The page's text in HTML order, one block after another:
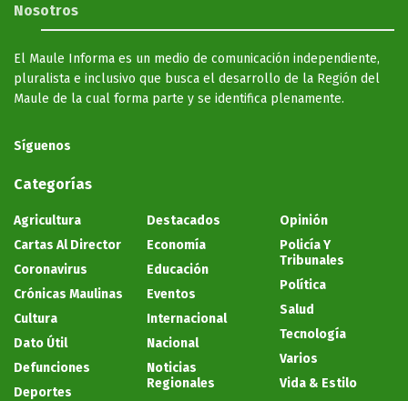
Nosotros
El Maule Informa es un medio de comunicación independiente,
pluralista e inclusivo que busca el desarrollo de la Región del
Maule de la cual forma parte y se identifica plenamente.
Síguenos
Categorías
Agricultura
Cartas Al Director
Coronavirus
Crónicas Maulinas
Cultura
Dato Útil
Defunciones
Deportes
Destacados
Economía
Educación
Eventos
Internacional
Nacional
Noticias
Regionales
Opinión
Policía Y
Tribunales
Política
Salud
Tecnología
Varios
Vida & Estilo